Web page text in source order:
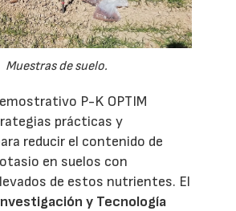
Muestras de suelo.
P-K OPTIM
prácticas y
reducir el contenido de
en suelos con
de estos nutrientes. El
y Tecnología